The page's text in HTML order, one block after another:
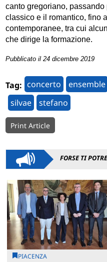
canto gregoriano,
classico e il romantico, fino
contemporanee, tra cui
che dirige la formazione.
Pubblicato il 24 dicembre 2019
Tag: concerto ensemble
silvae
stefano
Print Article
FORSE TI
PIACENZA